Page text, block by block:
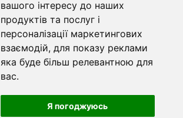
вашого інтересу до наших
продуктів та послуг і
персоналізації маркетингових
взаємодій, для показу реклами
яка буде більш релевантною для
вас.
Я погоджуюсь